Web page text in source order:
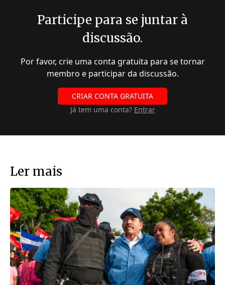
Participe para se juntar à
discussão.
Por favor, crie uma conta gratuita para se tornar
membro e participar da discussão.
CRIAR CONTA GRATUITA
Já tem uma conta? Entrar
Ler mais